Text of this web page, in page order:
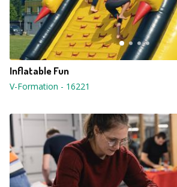
Inflatable Fun
V-Formation - 16221